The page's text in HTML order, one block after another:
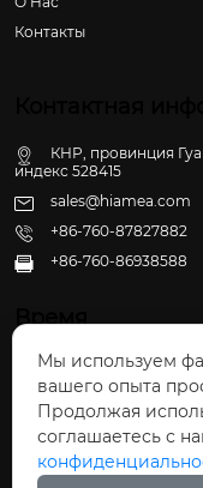
Контакты
КНР, провинция
индекс 528415
sales@hiamea.com
+86-760-87827882
 +86-760-86938588
Время
Пн - Пт: 09:30 - 22:00
Сб - Вс: 10:00 - 22:30
Мы используем
вашего опыта
Продолжая
соглашаетесь с